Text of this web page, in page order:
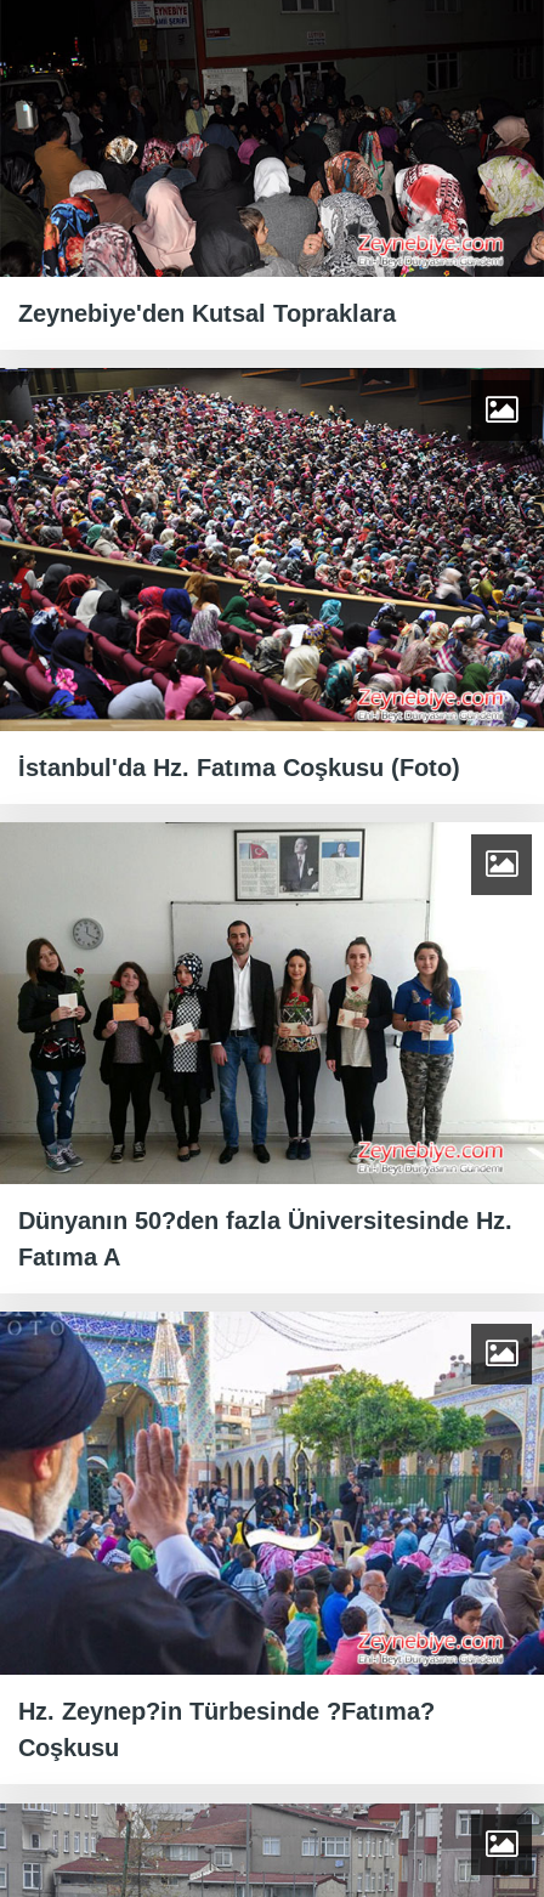
Zeynebiye'den Kutsal Topraklara
İstanbul'da Hz. Fatıma Coşkusu (Foto)
Dünyanın 50?den fazla Üniversitesinde Hz.
Fatıma A
Hz. Zeynep?in Türbesinde ?Fatıma?
Coşkusu